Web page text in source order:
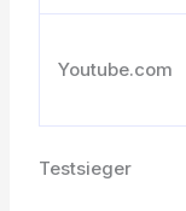
Youtube.com
Testsieger